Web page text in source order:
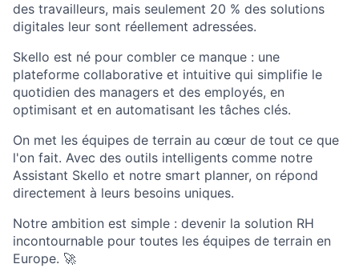
des travailleurs, mais seulement 20 % des solutions
digitales leur sont réellement adressées.
Skello est né pour combler ce manque : une
plateforme collaborative et intuitive qui simplifie le
quotidien des managers et des employés, en
optimisant et en automatisant les tâches clés.
On met les équipes de terrain au cœur de tout ce que
l'on fait. Avec des outils intelligents comme notre
Assistant Skello et notre smart planner, on répond
directement à leurs besoins uniques.
Notre ambition est simple : devenir la solution RH
incontournable pour toutes les équipes de terrain en
Europe. 🚀